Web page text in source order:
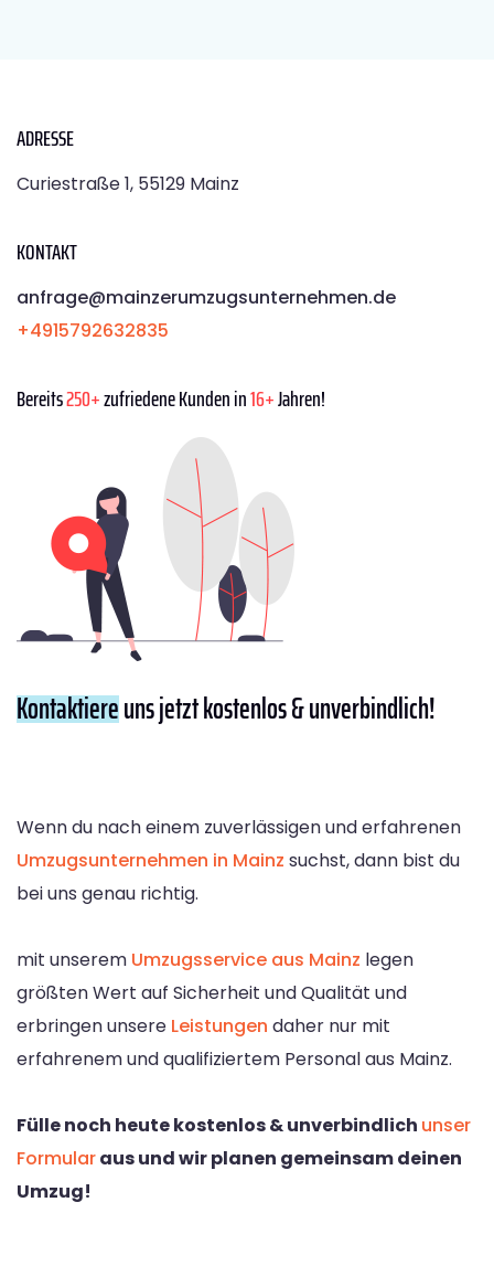
ADRESSE
Curiestraße 1, 55129 Mainz
KONTAKT
anfrage@mainzerumzugsunternehmen.de
+4915792632835
Bereits250+zufriedene Kunden in16+Jahren!
Kontaktiereuns jetzt kostenlos & unverbindlich!
Wenn du nach einem zuverlässigen und erfahrenen
Umzugsunternehmen in Mainz suchst, dann bist du
bei uns genau richtig.
mit unserem Umzugsservice aus Mainz legen
größten Wert auf Sicherheit und Qualität und
erbringen unsere Leistungen daher nur mit
erfahrenem und qualifiziertem Personal aus Mainz.
Fülle noch heute kostenlos & unverbindlich unser
Formularaus und wir planen gemeinsam deinen
Umzug!